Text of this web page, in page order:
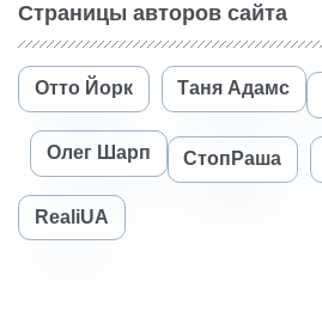
Страницы авторов сайта
Отто Йорк Таня Адамс
Олег Шарп СтопРаша
RealiUA